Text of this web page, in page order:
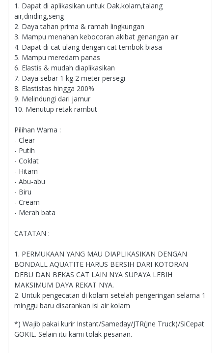
1. Dapat di aplikasikan untuk Dak,kolam,talang
air,dinding,seng
2. Daya tahan prima & ramah lingkungan
3. Mampu menahan kebocoran akibat genangan air
4. Dapat di cat ulang dengan cat tembok biasa
5. Mampu meredam panas
6. Elastis & mudah diaplikasikan
7. Daya sebar 1 kg 2 meter persegi
8. Elastistas hingga 200%
9. Melindungi dari jamur
10. Menutup retak rambut
Pilihan Warna :
- Clear
- Putih
- Coklat
- Hitam
- Abu-abu
- Biru
- Cream
- Merah bata
CATATAN :
1. PERMUKAAN YANG MAU DIAPLIKASIKAN DENGAN
BONDALL AQUATITE HARUS BERSIH DARI KOTORAN
DEBU DAN BEKAS CAT LAIN NYA SUPAYA LEBIH
MAKSIMUM DAYA REKAT NYA.
2. Untuk pengecatan di kolam setelah pengeringan selama 1
minggu baru disarankan isi air kolam
*) Wajib pakai kurir Instant/Sameday/JTR(Jne Truck)/SiCepat
GOKIL. Selain itu kami tolak pesanan.